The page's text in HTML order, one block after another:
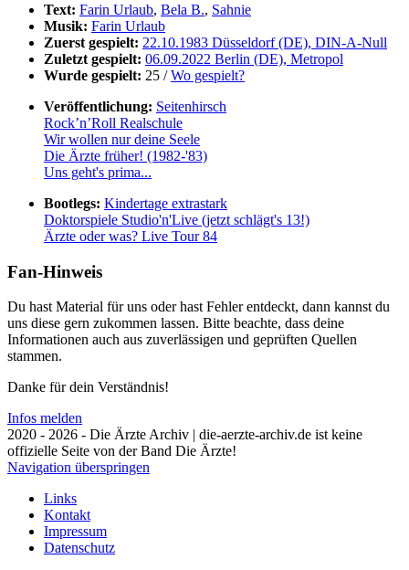
Text: Farin Urlaub, Bela B., Sahnie
Musik: Farin Urlaub
Zuerst gespielt: 22.10.1983 Düsseldorf (DE), DIN-A-Null
Zuletzt gespielt: 06.09.2022 Berlin (DE), Metropol
Wurde gespielt: 25 /Wo gespielt?
Veröffentlichung: Seitenhirsch
Rock’n’Roll Realschule
Wir wollen nur deine Seele
Die Ärzte früher! (1982-'83)
Uns geht's prima...
Bootlegs: Kindertage extrastark
Doktorspiele Studio'n'Live (jetzt schlägt's 13!)
Ärzte oder was? Live Tour 84
Fan-Hinweis
Du hast Material für uns oder hast Fehler entdeckt, dann kannst du
uns diese gern zukommen lassen. Bitte beachte, dass deine
Informationen auch aus zuverlässigen und geprüften Quellen
stammen.
Danke für dein Verständnis!
Infos melden
2020 - 2026 - Die Ärzte Archiv | die-aerzte-archiv.de ist keine
offizielle Seite von der Band Die Ärzte!
Navigation überspringen
Links
Kontakt
Impressum
Datenschutz